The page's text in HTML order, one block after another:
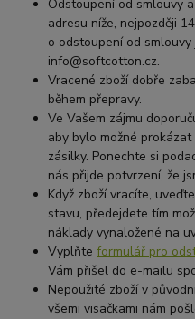
Odstoupení od smlouvy
adresu níže, nejpozději
o odstoupení od
info@softcotton.cz.
Vracené zboží dobře
během přepravy.
Ve Vašem zájmu
aby bylo možné
zásilky. Ponechte si
nás přijde potvrzení, že
Když zboží vracíte,
stavu, předejdete tím
náklady vynaložené na
Vyplňteformulář pro
Vám přišel do e-mailu
Nepoužité zboží v
všemi visačkami nám